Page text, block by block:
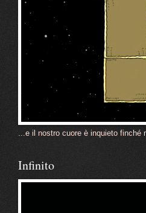
...e il nostro cuore è inquieto finché
Infinito